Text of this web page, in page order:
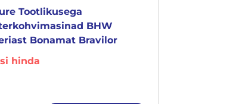
Tootlikusega
BHW
Bonamat Bravilor
hinda